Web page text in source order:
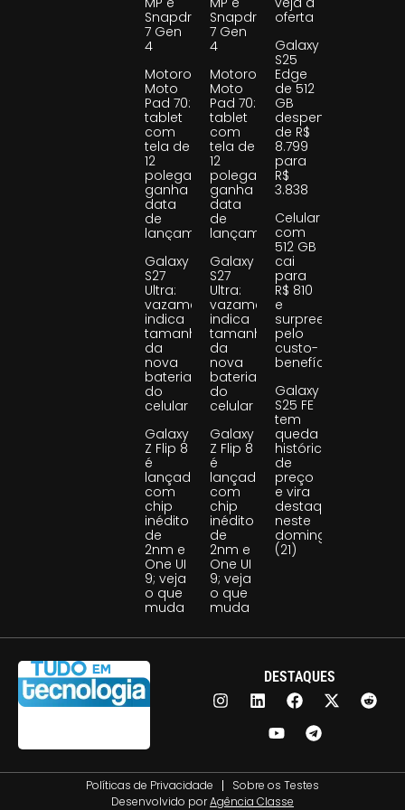
Snapdragon
7 Gen
4
Motorola
Moto
Pad 70:
tablet
com
tela de
12
polegadas
ganha
data
de
lançamento
Galaxy
S27
Ultra:
vazamento
indica
tamanho
da
nova
bateria
do
celular
Galaxy
Z Flip 8
é
lançado
com
chip
inédito
de
2nm e
One UI
9; veja
o que
muda
Snapdragon
7 Gen
4
Motorola
Moto
Pad 70:
tablet
com
tela de
12
polegadas
ganha
data
de
lançamento
Galaxy
S27
Ultra:
vazamento
indica
tamanho
da
nova
bateria
do
celular
Galaxy
Z Flip 8
é
lançado
com
chip
inédito
de
2nm e
One UI
9; veja
o que
muda
oferta
Galaxy
S25
Edge
de 512
GB
despenca
de R$
8.799
para
R$
3.838
Celular
com
512 GB
cai
para
R$ 810
e
surpreende
pelo
custo-
benefício
Galaxy
S25 FE
tem
queda
histórica
de
preço
e vira
destaque
neste
domingo
(21)
DESTAQUES
Políticas de Privacidade
Sobre os Testes
Desenvolvido porAgência Classe